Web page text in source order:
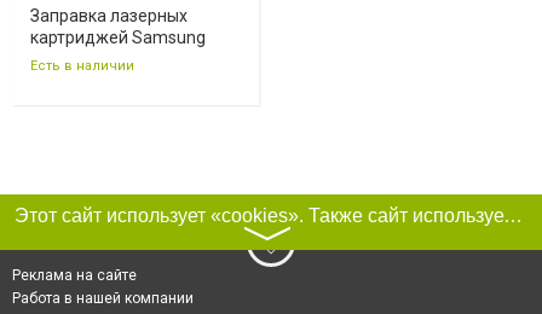
Заправка лазерных
картриджей Samsung
Есть в наличии
Этот сайт использует «cookies». Также сайт использует интернет-сервис для сбора технических данных касательно посетителей с целью получения маркетинговой и статистической информации. Условия обработки данных посетителей сайта см.
〉
Реклама на сайте
Работа в нашей компании